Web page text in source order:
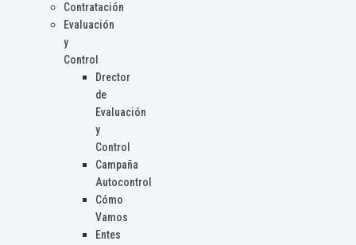
Contratación
Evaluación
y
Control
Drector
de
Evaluación
y
Control
Campaña
Autocontrol
Cómo
Vamos
Entes